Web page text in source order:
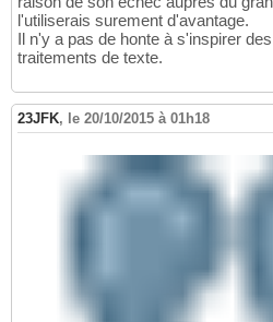
l'utiliserais surement d'avantage.
Il n'y a pas de honte à s'inspirer
traitements de texte.
23JFK, le 20/10/2015 à 01h18